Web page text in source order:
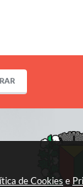
de Cookies e